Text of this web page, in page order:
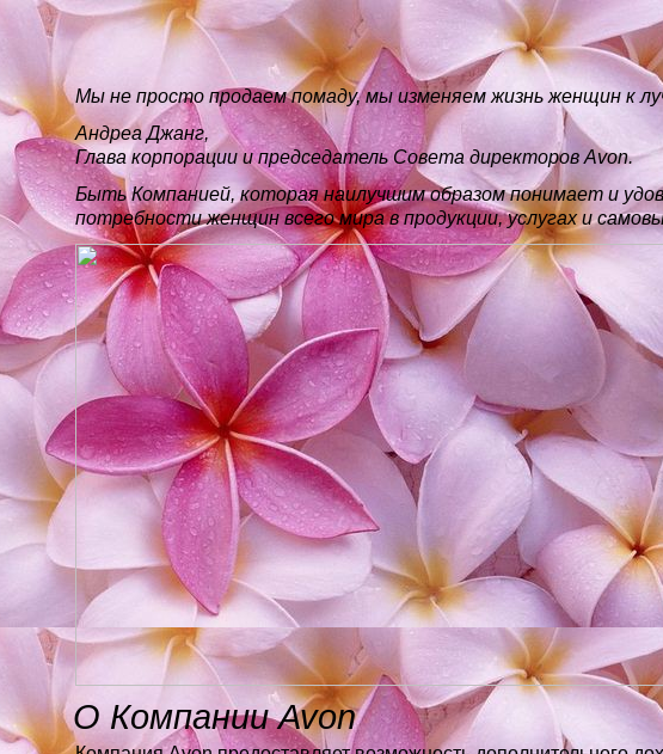
Мы не просто продаем помаду, мы изменяем жизнь женщин к
Андреа Джанг,
Глава корпорации и председатель Совета директоров Avon.
Быть Компанией, которая наилучшим образом понимает и
потребности женщин всего мира в продукции, услугах и
О Компании Avon